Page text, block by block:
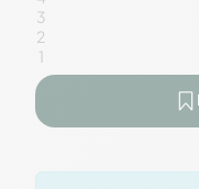
3
2
1